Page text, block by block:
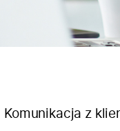
Komunikacja z